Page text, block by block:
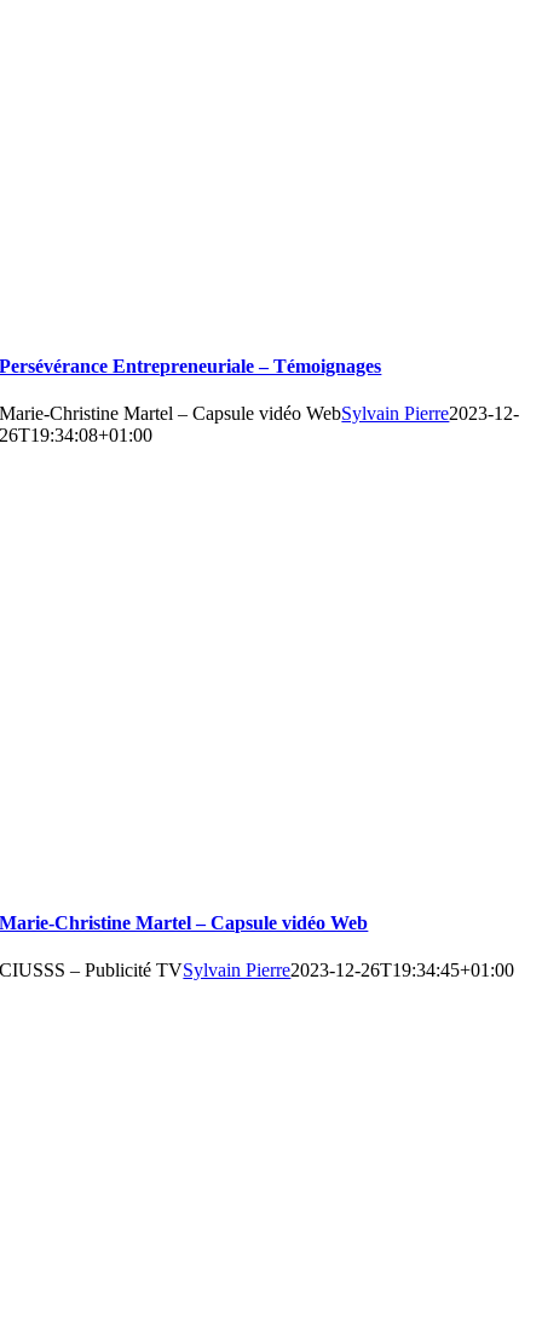
Persévérance Entrepreneuriale – Témoignages
Marie-Christine Martel – Capsule vidéo WebSylvain Pierre2023-12-
26T19:34:08+01:00
Marie-Christine Martel – Capsule vidéo Web
CIUSSS – Publicité TVSylvain Pierre2023-12-26T19:34:45+01:00